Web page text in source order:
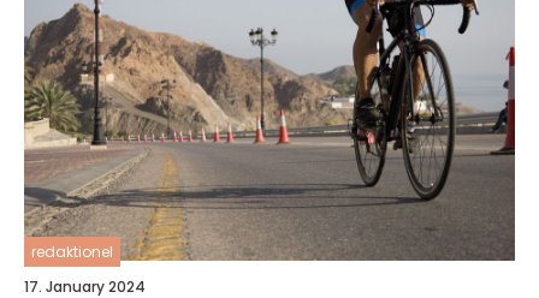
redaktionel
17. January 2024